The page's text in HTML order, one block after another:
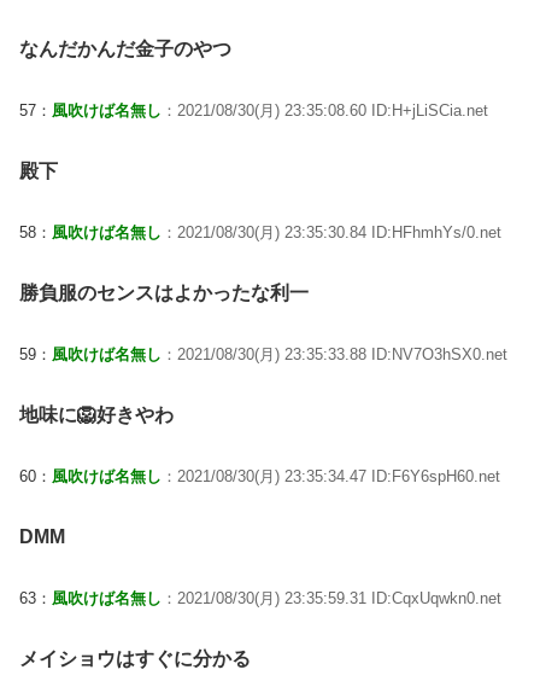
なんだかんだ金子のやつ
57： 風吹けば名無し ：2021/08/30(月) 23:35:08.60 ID:H+jLiSCia.net
殿下
58： 風吹けば名無し ：2021/08/30(月) 23:35:30.84 ID:HFhmhYs/0.net
勝負服のセンスはよかったな利一
59： 風吹けば名無し ：2021/08/30(月) 23:35:33.88 ID:NV7O3hSX0.net
地味に🦁好きやわ
60： 風吹けば名無し ：2021/08/30(月) 23:35:34.47 ID:F6Y6spH60.net
DMM
63： 風吹けば名無し ：2021/08/30(月) 23:35:59.31 ID:CqxUqwkn0.net
メイショウはすぐに分かる